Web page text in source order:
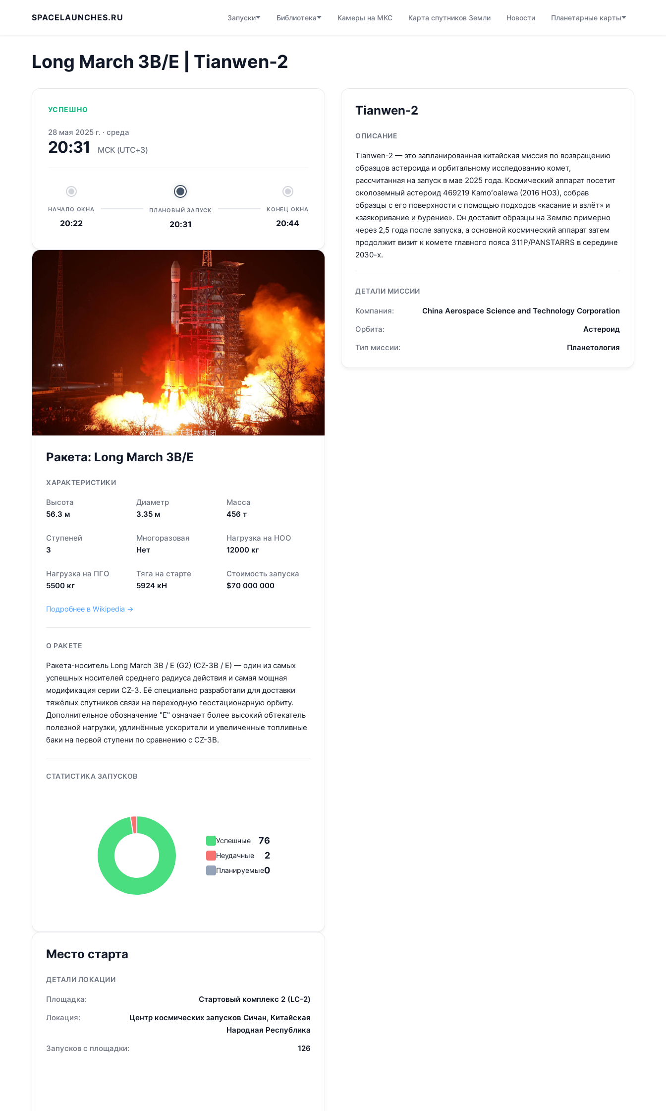
SPACELAUNCHES.RU Запуски Библиотека Камеры на МКС Карта спутников Земли Новости Планетарные карты
Long March 3B/E | Tianwen-2
УСПЕШНО
28 мая 2025 г. · среда
20:31 МСК (UTC+3)
НАЧАЛО ОКНА
20:22
ПЛАНОВЫЙ ЗАПУСК
20:31
КОНЕЦ ОКНА
20:44
Ракета: Long March 3B/E
ХАРАКТЕРИСТИКИ
Высота
56.3 м
Диаметр
3.35 м
Масса
456 т
Ступеней
3
Многоразовая
Нет
Нагрузка на НОО
12000 кг
Нагрузка на ПГО
5500 кг
Тяга на старте
5924 кН
Стоимость запуска
$70 000 000
Подробнее в Wikipedia →
О РАКЕТЕ
Ракета-носитель Long March 3B / E (G2) (CZ-3B / E) — один из самых
успешных носителей среднего радиуса действия и самая мощная
модификация серии CZ-3. Её специально разработали для доставки
тяжёлых спутников связи на переходную геостационарную орбиту.
Дополнительное обозначение "E" означает более высокий обтекатель
полезной нагрузки, удлинённые ускорители и увеличенные топливные
баки на первой ступени по сравнению с CZ-3B.
СТАТИСТИКА ЗАПУСКОВ
Успешные 76
Неудачные 2
Планируемые0
Место старта
ДЕТАЛИ ЛОКАЦИИ
Площадка:
Стартовый комплекс 2 (LC-2)
Локация:
Центр космических запусков Сичан, Китайская
Народная Республика
Запусков с площадки:
126
Tianwen-2
ОПИСАНИЕ
Tianwen-2 — это запланированная китайская миссия по возвращению
образцов астероида и орбитальному исследованию комет,
рассчитанная на запуск в мае 2025 года. Космический аппарат посетит
околоземный астероид 469219 Kamoʻoalewa (2016 HO3), собрав
образцы с его поверхности с помощью подходов «касание и взлёт» и
«заякоривание и бурение». Он доставит образцы на Землю примерно
через 2,5 года после запуска, а основной космический аппарат затем
продолжит визит к комете главного пояса 311P/PANSTARRS в середине
2030-х.
ДЕТАЛИ МИССИИ
Компания:
China Aerospace Science and Technology Corporation
Орбита:
Астероид
Тип миссии:
Планетология